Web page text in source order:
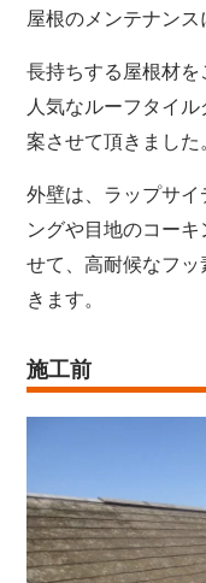
屋根のメンテナンス
長持ちする屋根材
人気なルーフタイ
案させて頂きました。
外壁は、ラップサ
ングや目地のコー
せて、高耐候なフ
きます。
施工前